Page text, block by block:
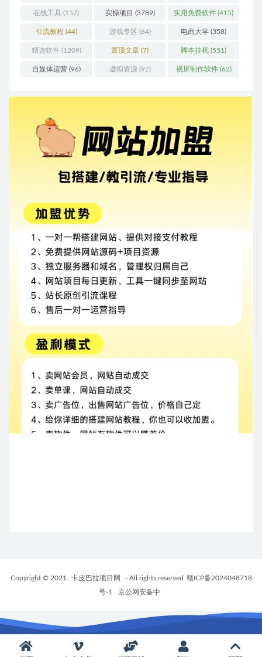
在线工具 (157) 实操项目 (3789) 实用免费软件 (415)
引流教程 (44) 游戏专区 (64) 电商大学 (358)
精选软件(1209) 置顶文章 (7) 脚本挂机 (551)
自媒体运营(96) 虚拟资源 (92) 视屏制作软件(62)
Copyright © 2021 卡皮巴拉项目网 - All rights reserved
赣ICP备2024048718
号-1
京公网安备中